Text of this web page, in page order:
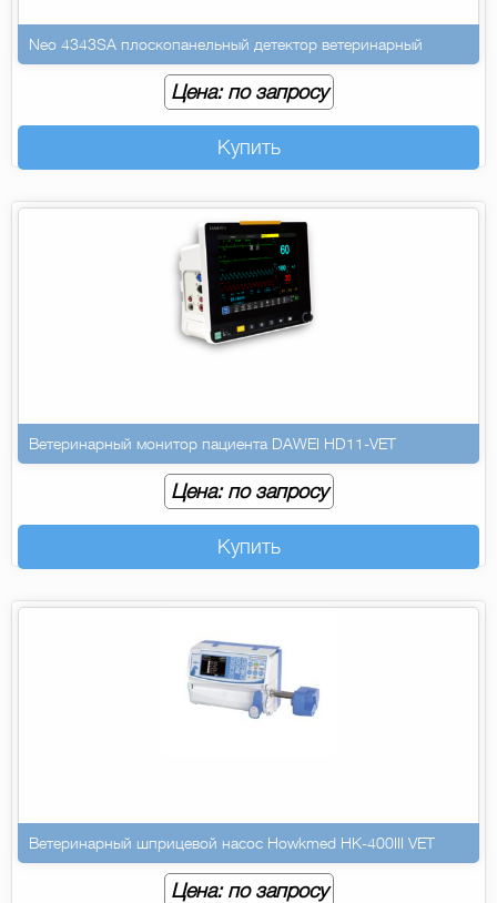
Neo 4343SA плоскопанельный детектор ветеринарный
Цена: по запросу
Купить
Ветеринарный монитор пациента DAWEI HD11-VET
Цена: по запросу
Купить
Ветеринарный шприцевой насос Howkmed HK-400III VET
Цена: по запросу